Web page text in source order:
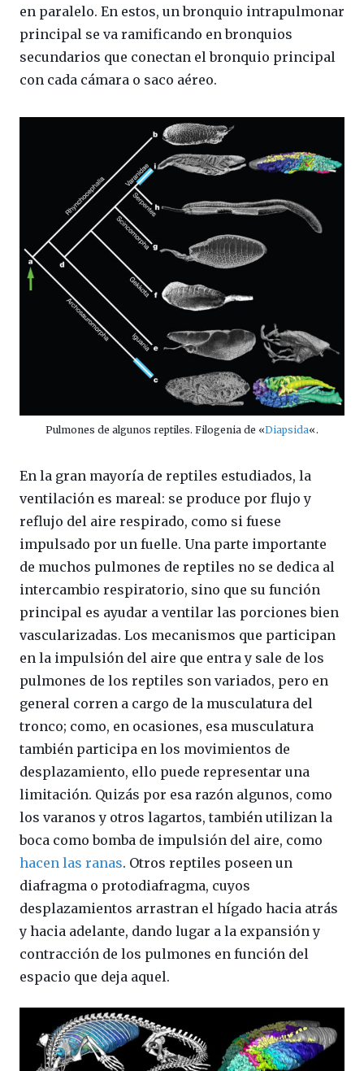
en paralelo. En estos, un bronquio intrapulmonar
principal se va ramificando en bronquios
secundarios que conectan el bronquio principal
con cada cámara o saco aéreo.
Pulmones de algunos reptiles. Filogenia de «Diapsida«.
En la gran mayoría de reptiles estudiados, la
ventilación es mareal: se produce por flujo y
reflujo del aire respirado, como si fuese
impulsado por un fuelle. Una parte importante
de muchos pulmones de reptiles no se dedica al
intercambio respiratorio, sino que su función
principal es ayudar a ventilar las porciones bien
vascularizadas. Los mecanismos que participan
en la impulsión del aire que entra y sale de los
pulmones de los reptiles son variados, pero en
general corren a cargo de la musculatura del
tronco; como, en ocasiones, esa musculatura
también participa en los movimientos de
desplazamiento, ello puede representar una
limitación. Quizás por esa razón algunos, como
los varanos y otros lagartos, también utilizan la
boca como bomba de impulsión del aire, como
hacen las ranas. Otros reptiles poseen un
diafragma o protodiafragma, cuyos
desplazamientos arrastran el hígado hacia atrás
y hacia adelante, dando lugar a la expansión y
contracción de los pulmones en función del
espacio que deja aquel.